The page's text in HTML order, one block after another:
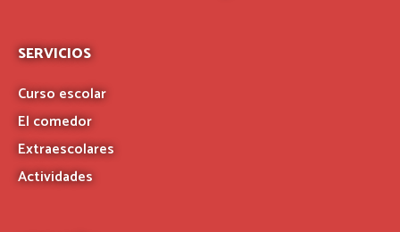
SERVICIOS
Curso escolar
El comedor
Extraescolares
Actividades